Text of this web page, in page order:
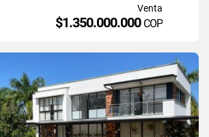
Venta
$1.350.000.000 COP